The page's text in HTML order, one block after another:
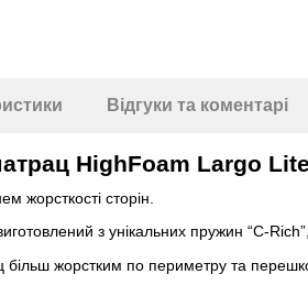
Відгуки та коментарі
HighFoam Largo Lite
жорсткості сторін.
з унікальних пружин “C-Rich”,
більш жорстким по периметру та